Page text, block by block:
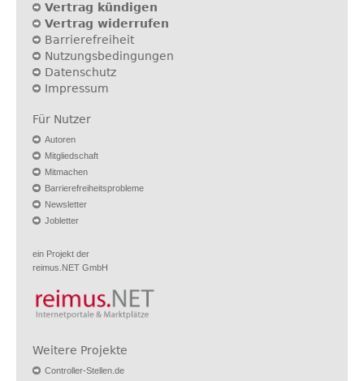
Vertrag kündigen
Vertrag widerrufen
Barrierefreiheit
Nutzungsbedingungen
Datenschutz
Impressum
Für Nutzer
Autoren
Mitgliedschaft
Mitmachen
Barrierefreiheitsprobleme
Newsletter
Jobletter
ein Projekt der
reimus.NET GmbH
Weitere Projekte
Controller-Stellen.de